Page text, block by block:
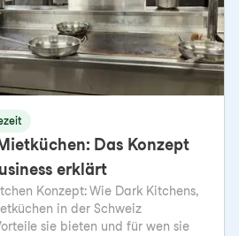
Das Konzept
erklärt
Konzept: Wie Dark Kitchens,
in der Schweiz
sie bieten und für wen sie